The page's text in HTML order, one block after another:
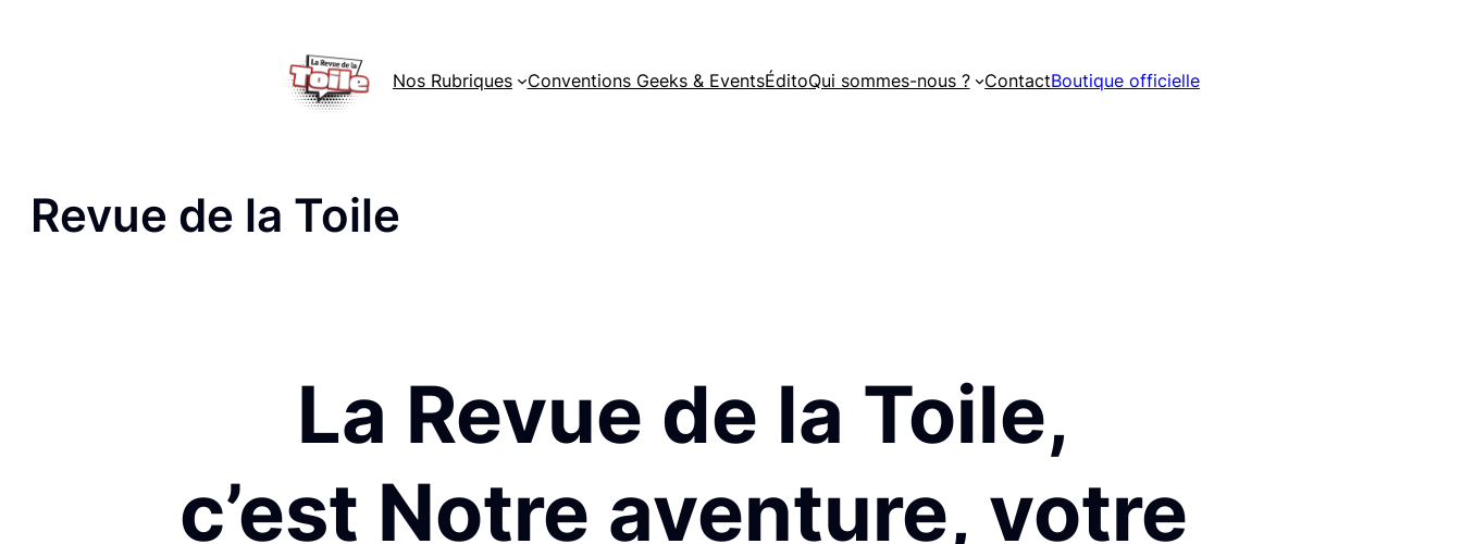
Nos Rubriques Conventions Geeks & EventsÉditoQui sommes-nous ? ContactBoutique officielle
Revue de la Toile
La Revue de la Toile,
c’est Notre aventure, votre